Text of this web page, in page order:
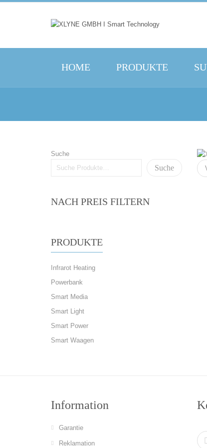
HOME PRODUKTE
Suche
Suche
NACH PREIS FILTERN
PRODUKTE
Infrarot Heating
Powerbank
Smart Media
Smart Light
Smart Power
Smart Waagen
Information
Garantie
Reklamation